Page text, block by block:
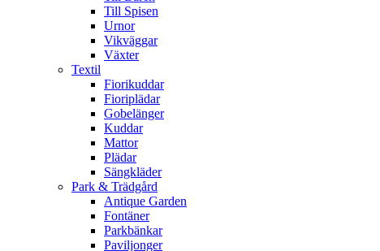
Till Spisen
Urnor
Vikväggar
Växter
Textil
Fiorikuddar
Fioriplädar
Gobelänger
Kuddar
Mattor
Plädar
Sängkläder
Park & Trädgård
Antique Garden
Fontäner
Parkbänkar
Paviljonger